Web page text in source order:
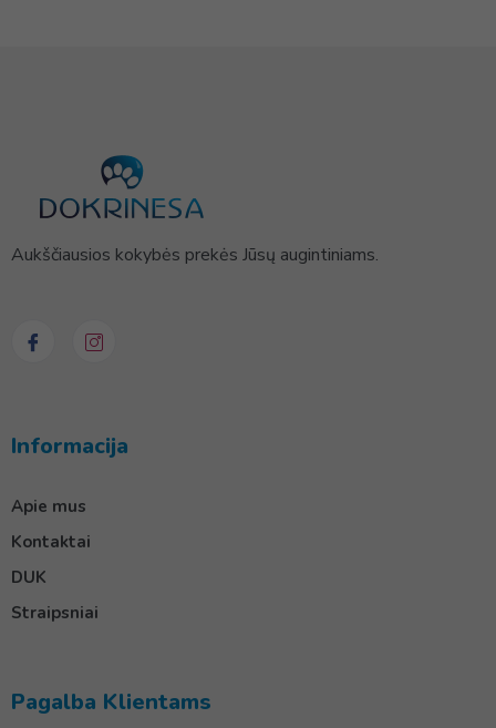
Aukščiausios kokybės prekės Jūsų augintiniams.
Informacija
Apie mus
Kontaktai
DUK
Straipsniai
Pagalba Klientams